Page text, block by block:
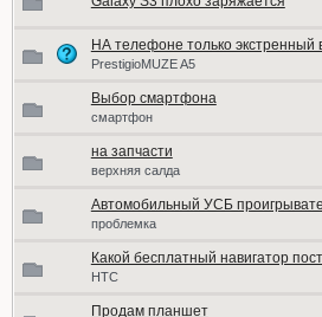
НА телефоне только экстренный
PrestigioMUZE A5
Выбор смартфона
смартфон
на запчасти
верхняя салда
Автомобильный УСБ
проблемка
Какой бесплатный навигатор
HTC
Продам планшет